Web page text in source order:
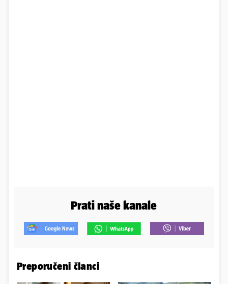
Prati naše kanale
Preporučeni članci